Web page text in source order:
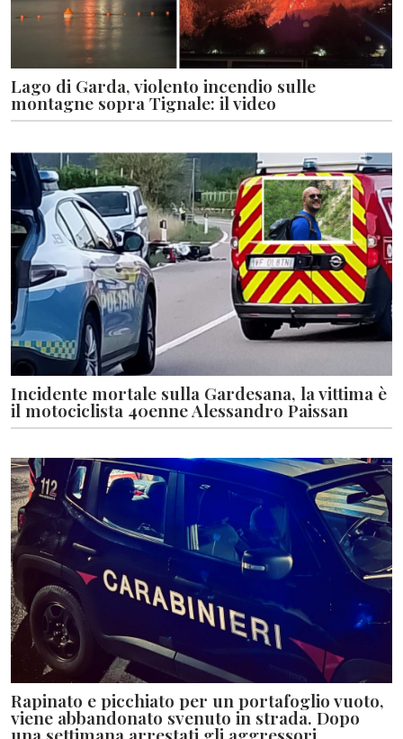
Lago di Garda, violento incendio sulle
montagne sopra Tignale: il video
Incidente mortale sulla Gardesana, la vittima è
il motociclista 40enne Alessandro Paissan
Rapinato e picchiato per un portafoglio vuoto,
viene abbandonato svenuto in strada. Dopo